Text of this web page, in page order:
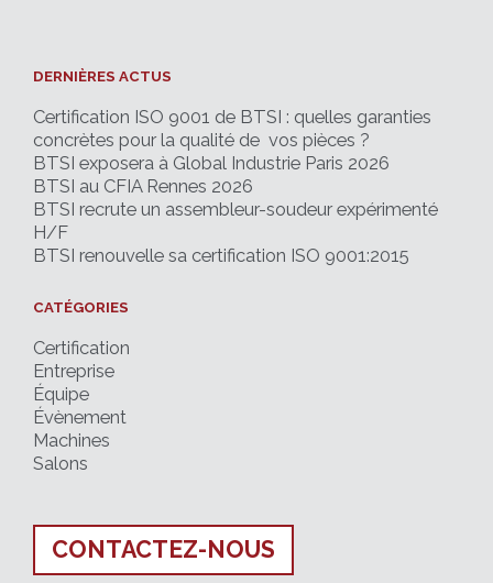
DERNIÈRES ACTUS
Certification ISO 9001 de BTSI : quelles garanties
concrètes pour la qualité de vos pièces ?
BTSI exposera à Global Industrie Paris 2026
BTSI au CFIA Rennes 2026
BTSI recrute un assembleur-soudeur expérimenté
H/F
BTSI renouvelle sa certification ISO 9001:2015
CATÉGORIES
Certification
Entreprise
Équipe
Évènement
Machines
Salons
CONTACTEZ-NOUS